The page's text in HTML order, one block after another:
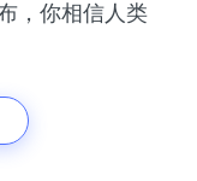
，你相信人类